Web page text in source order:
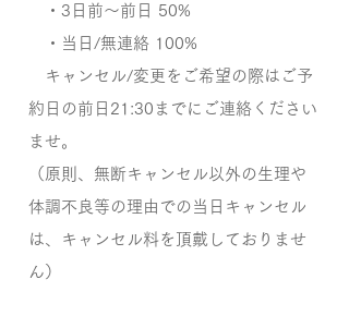
・3日前～前日 50%
・当日/無連絡 100%
キャンセル/変更をご希望の際はご予
約日の前日21:30までにご連絡ください
ませ。
（原則、無断キャンセル以外の生理や
体調不良等の理由での当日キャンセル
は、キャンセル料を頂戴しておりませ
ん）